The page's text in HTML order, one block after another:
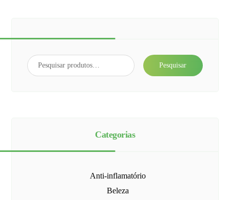
Pesquisar
Categorias
Anti-inflamatório
Beleza